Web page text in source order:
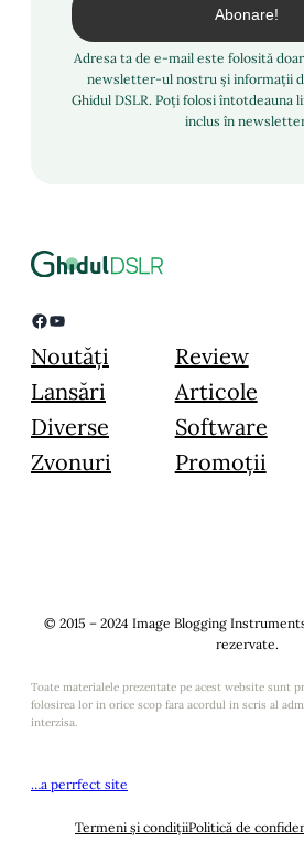
Adresa ta de e-mail este folosită
newsletter-ul nostru și informații
Ghidul DSLR. Poți folosi întotdeauna
inclus în
Facebook YouTube
Noutăți
Lansări
Diverse
Zvonuri
Review
Articole
Software
Promoții
© 2015 – 2024 Image Blogging
rezervate.
Toate materialele prezentate pe acest website sunt
folosirea lor in orice scop fara acordul in scris al
interzisa.
…a perrfect site
Termeni și condițiiPolitică de